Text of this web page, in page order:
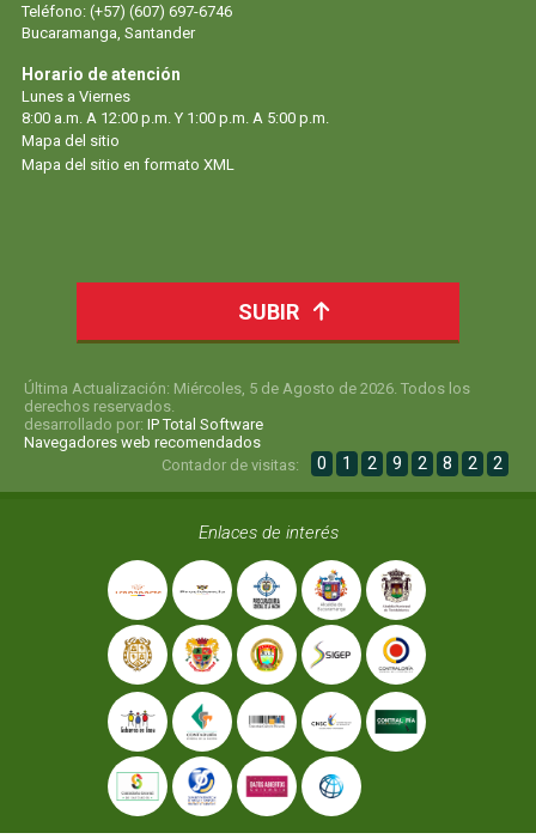
Teléfono: (+57) (607) 697-6746
Bucaramanga, Santander
Horario de atención
Lunes a Viernes
8:00 a.m. A 12:00 p.m. Y 1:00 p.m. A 5:00 p.m.
Mapa del sitio
Mapa del sitio en formato XML
SUBIR
Última Actualización: Miércoles, 5 de Agosto de 2026. Todos los
derechos reservados.
desarrollado por: IP Total Software
Navegadores web recomendados
Contador de visitas:
0 1 2 9 2 8 2 2
Enlaces de interés